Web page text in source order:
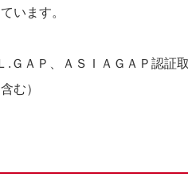
います。
. ＧＡＰ、ＡＳＩＡＧＡＰ認証
む）